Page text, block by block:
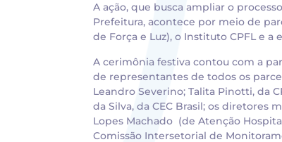
A ação, que busca ampliar o
Prefeitura, acontece por meio de
de Força e Luz), o Instituto CPFL e a
A cerimônia festiva contou com a
de representantes de todos os
Leandro Severino; Talita Pinotti, da
da Silva, da CEC Brasil; os diretores
Lopes Machado (de Atenção
Comissão Intersetorial de